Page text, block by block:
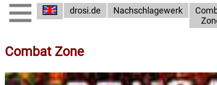
drosi.de Nachschlagewerk
Combat Zone